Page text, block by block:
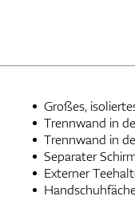
Großes,
Trennwand in
Trennwand in
Separater
Externer